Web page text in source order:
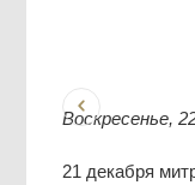
Воскресенье,
21 декабря